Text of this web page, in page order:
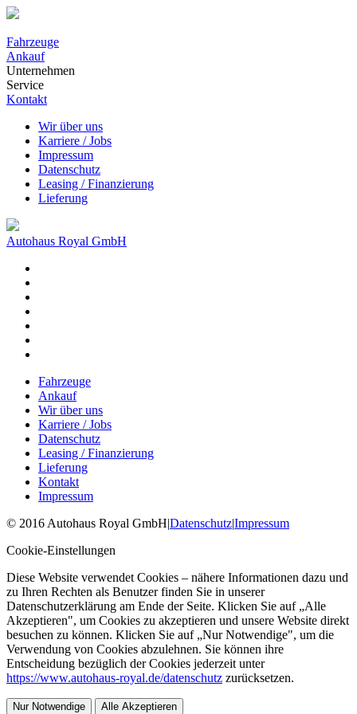
Fahrzeuge
Ankauf
Unternehmen
Service
Kontakt
Wir über uns
Karriere / Jobs
Impressum
Datenschutz
Leasing / Finanzierung
Lieferung
Autohaus Royal GmbH
Fahrzeuge
Ankauf
Wir über uns
Karriere / Jobs
Datenschutz
Leasing / Finanzierung
Lieferung
Kontakt
Impressum
© 2016 Autohaus Royal GmbH|Datenschutz|Impressum
Cookie-Einstellungen
Diese Website verwendet Cookies – nähere Informationen dazu und
zu Ihren Rechten als Benutzer finden Sie in unserer
Datenschutzerklärung am Ende der Seite. Klicken Sie auf „Alle
Akzeptieren", um Cookies zu akzeptieren und unsere Website direkt
besuchen zu können. Klicken Sie auf „Nur Notwendige", um die
Verwendung von Cookies abzulehnen. Sie können ihre
Entscheidung bezüglich der Cookies jederzeit unter
https://www.autohaus-royal.de/datenschutz zurücksetzen.
Nur Notwendige Alle Akzeptieren